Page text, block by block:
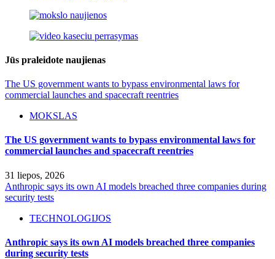
Jūs praleidote naujienas
The US government wants to bypass environmental laws for
commercial launches and spacecraft reentries
MOKSLAS
The US government wants to bypass environmental laws for
commercial launches and spacecraft reentries
31 liepos, 2026
Anthropic says its own AI models breached three companies during
security tests
TECHNOLOGIJOS
Anthropic says its own AI models breached three companies
during security tests